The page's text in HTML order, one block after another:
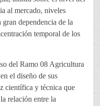
al mercado, niveles
gran dependencia de la
temporal de los
del Ramo 08 Agricultura
el diseño de sus
científica y técnica que
relación entre la